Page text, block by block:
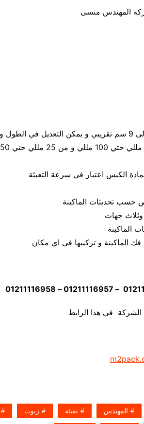
جهات
الشركة في هذا الرابط
المهندس تعبئة زيوت